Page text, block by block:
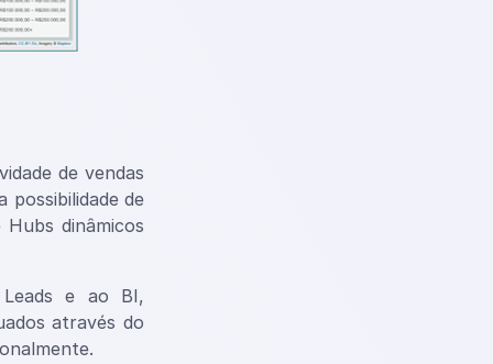
de vendas
possibilidade de
dinâmicos
e ao BI,
através do